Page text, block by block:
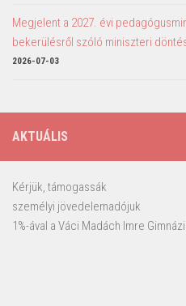
Megjelent a 2027. évi
bekerülésről szóló miniszteri
2026-07-03
AKTUÁLIS
Kérjük, támogassák
személyi jövedelemadójuk
1%-ával a Váci Madách Imre